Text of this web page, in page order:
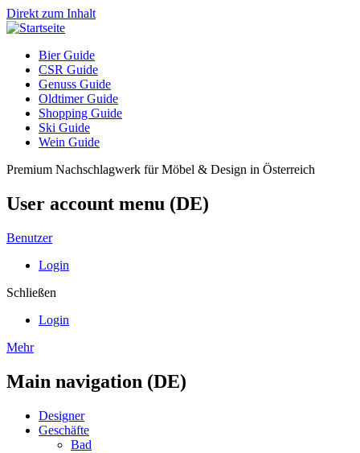
Direkt zum Inhalt
Bier Guide
CSR Guide
Genuss Guide
Oldtimer Guide
Shopping Guide
Ski Guide
Wein Guide
Premium Nachschlagwerk für Möbel & Design in Österreich
User account menu (DE)
Benutzer
Login
Schließen
Login
Mehr
Main navigation (DE)
Designer
Geschäfte
Bad